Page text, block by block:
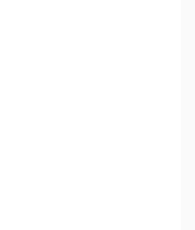
MARIA GLETA Il
GLETA une demi
bien située non loin